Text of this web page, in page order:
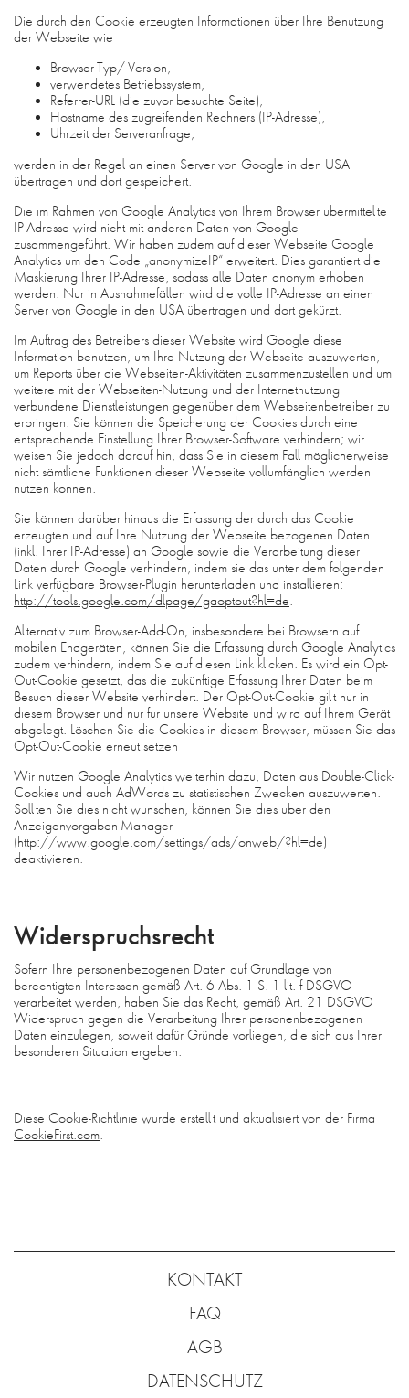
Die durch den Cookie erzeugten Informationen über Ihre Benutzung
der Webseite wie
Browser-Typ/-Version,
verwendetes Betriebssystem,
Referrer-URL (die zuvor besuchte Seite),
Hostname des zugreifenden Rechners (IP-Adresse),
Uhrzeit der Serveranfrage,
werden in der Regel an einen Server von Google in den USA
übertragen und dort gespeichert.
Die im Rahmen von Google Analytics von Ihrem Browser übermittelte
IP-Adresse wird nicht mit anderen Daten von Google
zusammengeführt. Wir haben zudem auf dieser Webseite Google
Analytics um den Code „anonymizeIP“ erweitert. Dies garantiert die
Maskierung Ihrer IP-Adresse, sodass alle Daten anonym erhoben
werden. Nur in Ausnahmefällen wird die volle IP-Adresse an einen
Server von Google in den USA übertragen und dort gekürzt.
Im Auftrag des Betreibers dieser Website wird Google diese
Information benutzen, um Ihre Nutzung der Webseite auszuwerten,
um Reports über die Webseiten-Aktivitäten zusammenzustellen und um
weitere mit der Webseiten-Nutzung und der Internetnutzung
verbundene Dienstleistungen gegenüber dem Webseitenbetreiber zu
erbringen. Sie können die Speicherung der Cookies durch eine
entsprechende Einstellung Ihrer Browser-Software verhindern; wir
weisen Sie jedoch darauf hin, dass Sie in diesem Fall möglicherweise
nicht sämtliche Funktionen dieser Webseite vollumfänglich werden
nutzen können.
Sie können darüber hinaus die Erfassung der durch das Cookie
erzeugten und auf Ihre Nutzung der Webseite bezogenen Daten
(inkl. Ihrer IP-Adresse) an Google sowie die Verarbeitung dieser
Daten durch Google verhindern, indem sie das unter dem folgenden
Link verfügbare Browser-Plugin herunterladen und installieren:
http://tools.google.com/dlpage/gaoptout?hl=de.
Alternativ zum Browser-Add-On, insbesondere bei Browsern auf
mobilen Endgeräten, können Sie die Erfassung durch Google Analytics
zudem verhindern, indem Sie auf diesen Link klicken. Es wird ein Opt-
Out-Cookie gesetzt, das die zukünftige Erfassung Ihrer Daten beim
Besuch dieser Website verhindert. Der Opt-Out-Cookie gilt nur in
diesem Browser und nur für unsere Website und wird auf Ihrem Gerät
abgelegt. Löschen Sie die Cookies in diesem Browser, müssen Sie das
Opt-Out-Cookie erneut setzen
Wir nutzen Google Analytics weiterhin dazu, Daten aus Double-Click-
Cookies und auch AdWords zu statistischen Zwecken auszuwerten.
Sollten Sie dies nicht wünschen, können Sie dies über den
Anzeigenvorgaben-Manager
(http://www.google.com/settings/ads/onweb/?hl=de)
deaktivieren.
Widerspruchsrecht
Sofern Ihre personenbezogenen Daten auf Grundlage von
berechtigten Interessen gemäß Art. 6 Abs. 1 S. 1 lit. f DSGVO
verarbeitet werden, haben Sie das Recht, gemäß Art. 21 DSGVO
Widerspruch gegen die Verarbeitung Ihrer personenbezogenen
Daten einzulegen, soweit dafür Gründe vorliegen, die sich aus Ihrer
besonderen Situation ergeben.
Diese Cookie-Richtlinie wurde erstellt und aktualisiert von der Firma
CookieFirst.com.
KONTAKT
FAQ
AGB
DATENSCHUTZ